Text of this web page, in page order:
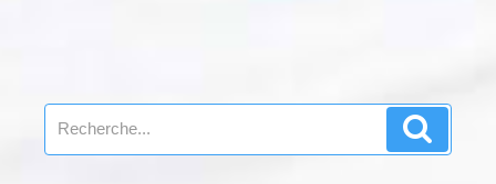
Search
for: